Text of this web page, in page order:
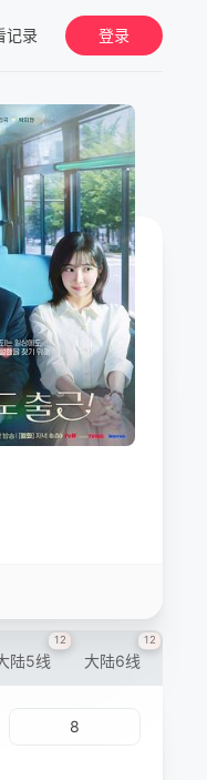
记录 登录
陆5线
12
大陆6线
12
8